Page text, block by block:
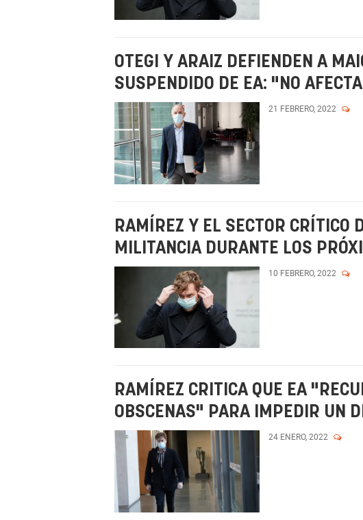
OTEGI Y ARAIZ DEFIENDEN A
SUSPENDIDO DE EA: "NO
21 FEBRERO, 2022
RAMÍREZ Y EL SECTOR CRÍTICO
MILITANCIA DURANTE LOS
10 FEBRERO, 2022
RAMÍREZ CRITICA QUE EA
OBSCENAS" PARA IMPEDIR UN
24 ENERO, 2022